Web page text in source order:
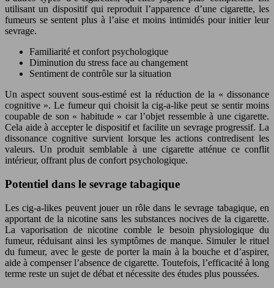
utilisant un dispositif qui reproduit l’apparence d’une cigarette, les
fumeurs se sentent plus à l’aise et moins intimidés pour initier leur
sevrage.
Familiarité et confort psychologique
Diminution du stress face au changement
Sentiment de contrôle sur la situation
Un aspect souvent sous-estimé est la réduction de la « dissonance
cognitive ». Le fumeur qui choisit la cig-a-like peut se sentir moins
coupable de son « habitude » car l’objet ressemble à une cigarette.
Cela aide à accepter le dispositif et facilite un sevrage progressif. La
dissonance cognitive survient lorsque les actions contredisent les
valeurs. Un produit semblable à une cigarette atténue ce conflit
intérieur, offrant plus de confort psychologique.
Potentiel dans le sevrage tabagique
Les cig-a-likes peuvent jouer un rôle dans le sevrage tabagique, en
apportant de la nicotine sans les substances nocives de la cigarette.
La vaporisation de nicotine comble le besoin physiologique du
fumeur, réduisant ainsi les symptômes de manque. Simuler le rituel
du fumeur, avec le geste de porter la main à la bouche et d’aspirer,
aide à compenser l’absence de cigarette. Toutefois, l’efficacité à long
terme reste un sujet de débat et nécessite des études plus poussées.